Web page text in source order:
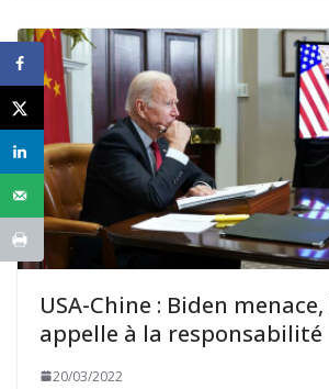
USA-Chine : Biden menace,
appelle à la responsabilité
20/03/2022